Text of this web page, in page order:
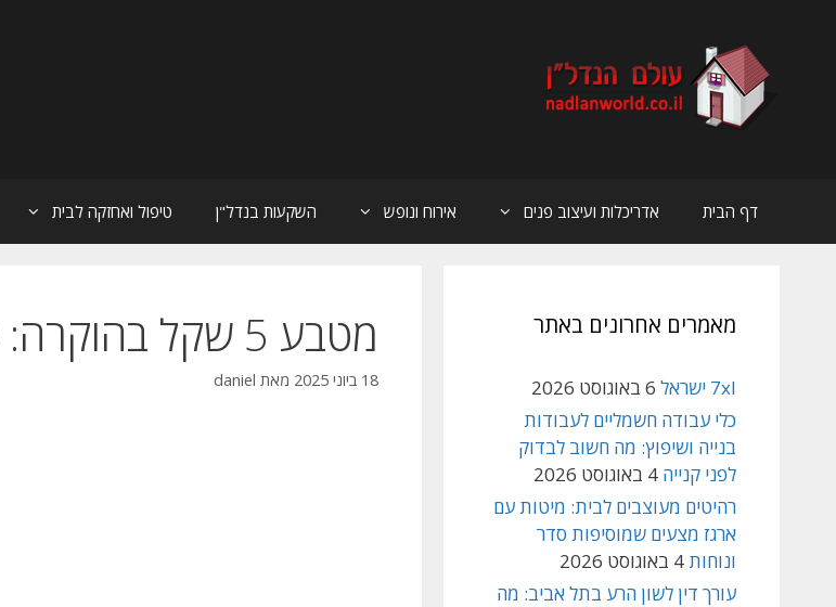
דף הבית אדריכלות ועיצוב פנים אירוח ונופש השקעות בנדל"ן טיפול ואחזקה לבית
מטבע 5 שקל בהוקרה: כמה הוא באמת שווה לאספנים?
18 ביוני 2025 מאת daniel
מאמרים אחרונים באתר
7xl ישראל
6 באוגוסט 2026
כלי עבודה חשמליים לעבודות
בנייה ושיפוץ: מה חשוב לבדוק
לפני קנייה 4 באוגוסט 2026
רהיטים מעוצבים לבית: מיטות עם
ארגז מצעים שמוסיפות סדר
ונוחות4 באוגוסט 2026
עורך דין לשון הרע בתל אביב: מה